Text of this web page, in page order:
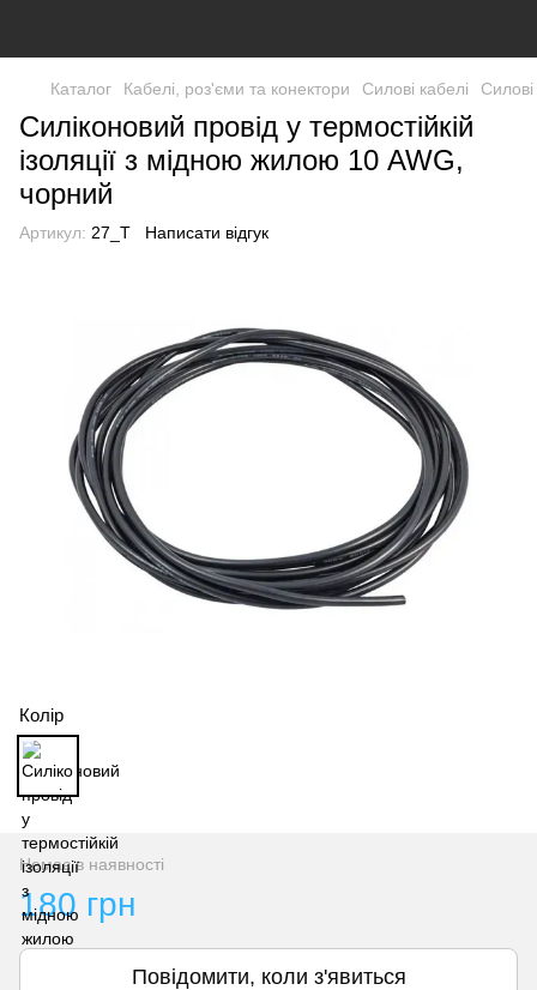
Каталог Кабелі, роз'єми та конектори Силові кабелі
Силіконовий провід у термостійкій
ізоляції з мідною жилою 10 AWG,
чорний
Артикул: 27_T Написати відгук
Колір
Немає в наявності
180 грн
Повідомити, коли з'явиться